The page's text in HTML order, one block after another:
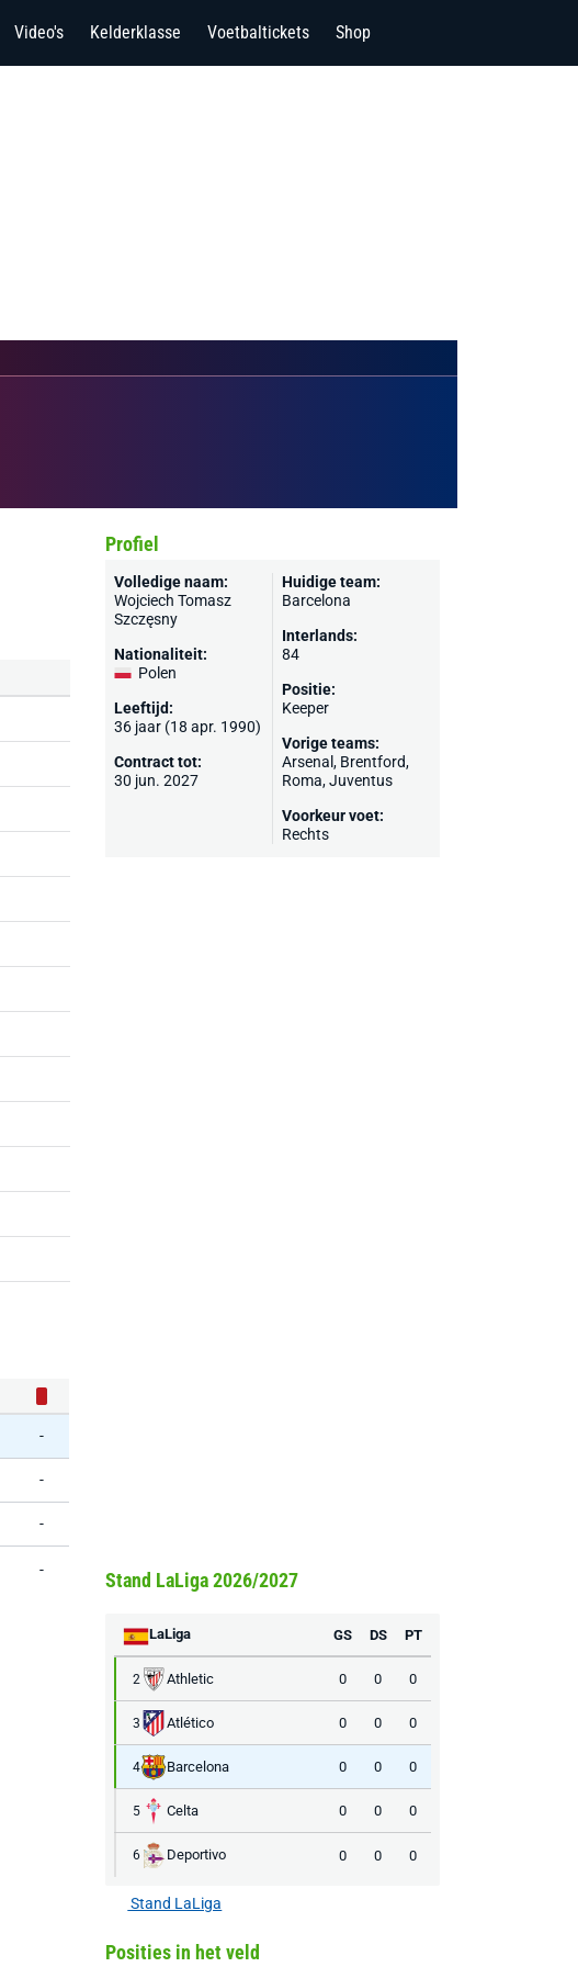
Video's Kelderklasse Voetbaltickets Shop
-
-
-
-
Profiel
Volledige naam:
Wojciech Tomasz
Szczęsny
Nationaliteit:
Polen
Leeftijd:
36 jaar (18 apr. 1990)
Contract tot:
30 jun. 2027
Huidige team:
Barcelona
Interlands:
84
Positie:
Keeper
Vorige teams:
Arsenal , Brentford,
Roma,Juventus
Voorkeur voet:
Rechts
Stand LaLiga 2026/2027
LaLiga GS DS PT
2 Athletic 0 0 0
3 Atlético 0 0 0
4 Barcelona 0 0 0
5 Celta 0 0 0
6 Deportivo 0 0 0
Stand LaLiga
Posities in het veld